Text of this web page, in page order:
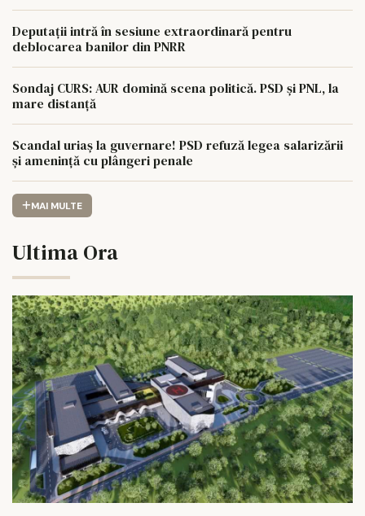
Deputații intră în sesiune extraordinară pentru
deblocarea banilor din PNRR
Sondaj CURS: AUR domină scena politică. PSD și PNL, la
mare distanță
Scandal uriaș la guvernare! PSD refuză legea salarizării
și amenință cu plângeri penale
MAI MULTE
Ultima Ora